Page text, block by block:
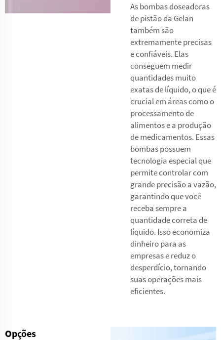
As bombas doseadoras
de pistão da Gelan
também são
extremamente precisas
e confiáveis. Elas
conseguem medir
quantidades muito
exatas de líquido, o que é
crucial em áreas como o
processamento de
alimentos e a produção
de medicamentos. Essas
bombas possuem
tecnologia especial que
permite controlar com
grande precisão a vazão,
garantindo que você
receba sempre a
quantidade correta de
líquido. Isso economiza
dinheiro para as
empresas e reduz o
desperdício, tornando
suas operações mais
eficientes.
Opções